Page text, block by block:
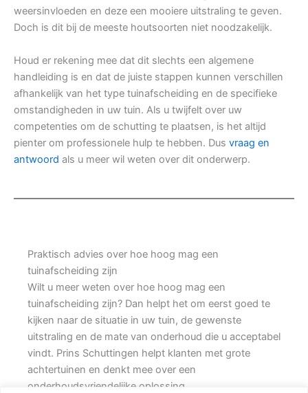
weersinvloeden en deze een mooiere uitstraling te geven.
Doch is dit bij de meeste houtsoorten niet noodzakelijk.
Houd er rekening mee dat dit slechts een algemene
handleiding is en dat de juiste stappen kunnen verschillen
afhankelijk van het type tuinafscheiding en de specifieke
omstandigheden in uw tuin. Als u twijfelt over uw
competenties om de schutting te plaatsen, is het altijd
pienter om professionele hulp te hebben. Dus vraag en
antwoord als u meer wil weten over dit onderwerp.
Praktisch advies over hoe hoog mag een
tuinafscheiding zijn
Wilt u meer weten over hoe hoog mag een
tuinafscheiding zijn? Dan helpt het om eerst goed te
kijken naar de situatie in uw tuin, de gewenste
uitstraling en de mate van onderhoud die u acceptabel
vindt. Prins Schuttingen helpt klanten met grote
achtertuinen en denkt mee over een
onderhoudsvriendelijke oplossing.